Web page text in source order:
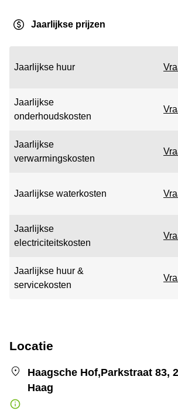
Jaarlijkse prijzen
Jaarlijkse huur
Jaarlijkse
onderhoudskosten
Jaarlijkse
verwarmingskosten
Jaarlijkse waterkosten
Jaarlijkse
electriciteitskosten
Jaarlijkse huur &
servicekosten
Locatie
Haagsche Hof,Parkstraat 83,
Haag